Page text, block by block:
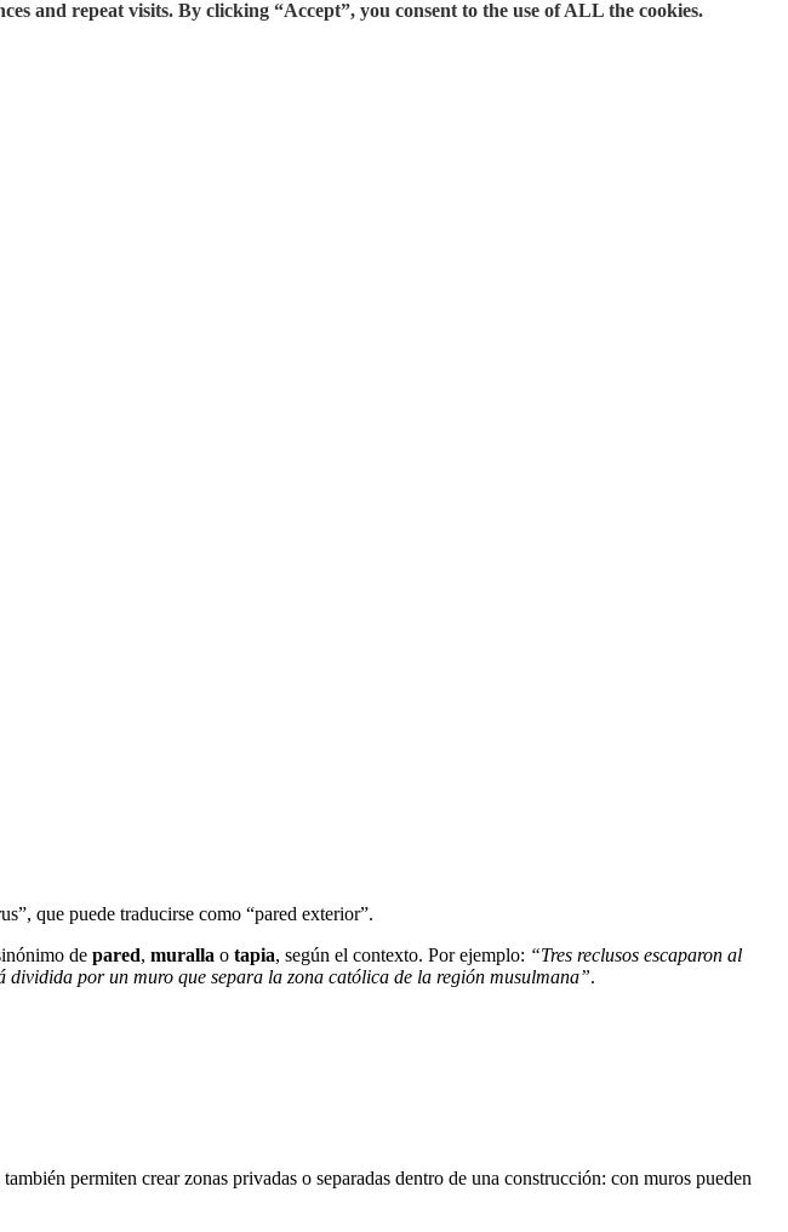
que puede traducirse como “pared exterior”.
de pared, muralla o tapia, según el contexto. Por ejemplo: “Tres reclusos escaparon al
dividida por un muro que separa la zona católica de la región musulmana”.
permiten crear zonas privadas o separadas dentro de una construcción: con muros pueden
and repeat visits. By clicking “Accept”, you consent to the use of ALL the cookies.